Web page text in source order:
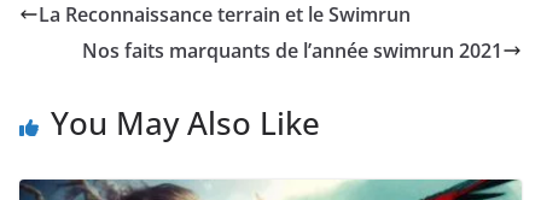
La Reconnaissance terrain et le Swimrun
Nos faits marquants de l’année swimrun 2021
You May Also Like